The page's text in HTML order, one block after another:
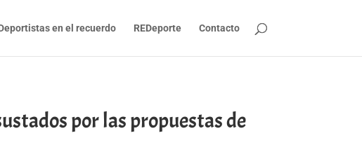
en el recuerdo REDeporte Contacto
por las propuestas de